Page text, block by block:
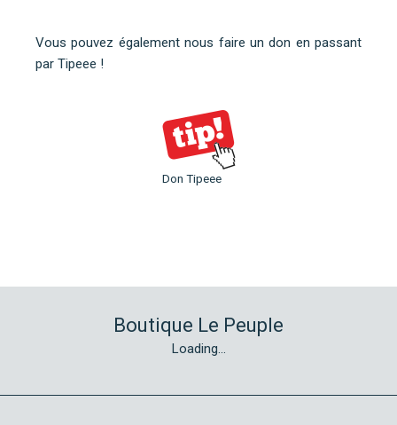
Vous pouvez également nous faire un don en passant
par Tipeee !
Don Tipeee
Boutique Le Peuple
Loading...